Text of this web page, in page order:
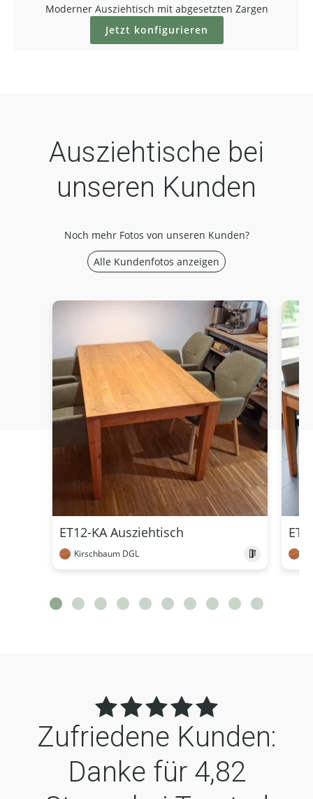
Moderner Ausziehtisch mit abgesetzten Zargen
Jetzt konfigurieren
Ausziehtische bei
unseren Kunden
Noch mehr Fotos von unseren Kunden?
Alle Kundenfotos anzeigen
ET12-KA Ausziehtisch
Kirschbaum DGL
Zufriedene Kunden:
Danke für 4,82